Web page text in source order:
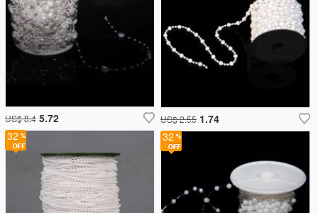
32
US$ 2.55 1.74
US$ 8.4 5.72
32